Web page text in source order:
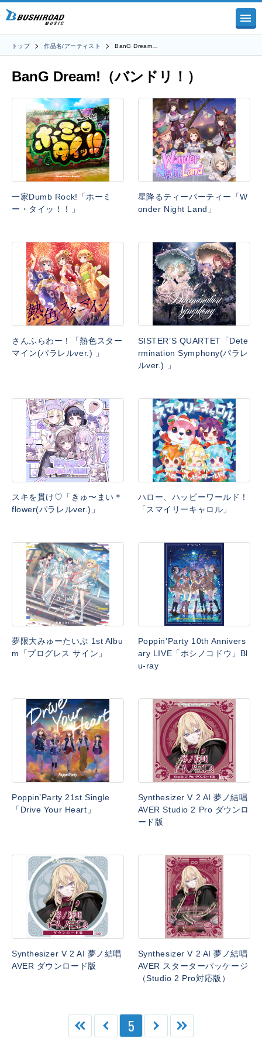
トップ 作品名/アーティスト BanG Dream…
BanG Dream!（バンドリ！）
一家Dumb Rock!「ホーミ
ー・タイッ！！」
星降るティーパーティー「W
onder Night Land」
さんふらわー！「熱色スター
マイン(パラレルver.) 」
SISTER’S QUARTET「Dete
rmination Symphony(パラレ
ルver.) 」
スキを貫け♡「きゅ〜まい＊
flower(パラレルver.)」
ハロー、ハッピーワールド！
「スマイリーキャロル」
夢限大みゅーたいぷ 1st Albu
m「プログレス サイン」
Poppin’Party 10th Annivers
ary LIVE「ホシノコドウ」Bl
u-ray
Poppin’Party 21st Single
「Drive Your Heart」
Synthesizer V 2 AI 夢ノ結唱
AVER Studio 2 Pro ダウンロ
ード版
Synthesizer V 2 AI 夢ノ結唱
AVER ダウンロード版
Synthesizer V 2 AI 夢ノ結唱
AVER スターターパッケージ
（Studio 2 Pro対応版）
5